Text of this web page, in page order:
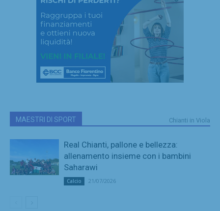
MAESTRI DI SPORT Chianti in Viola
Real Chianti, pallone e bellezza:
allenamento insieme con i bambini
Saharawi
Calcio 21/07/2026